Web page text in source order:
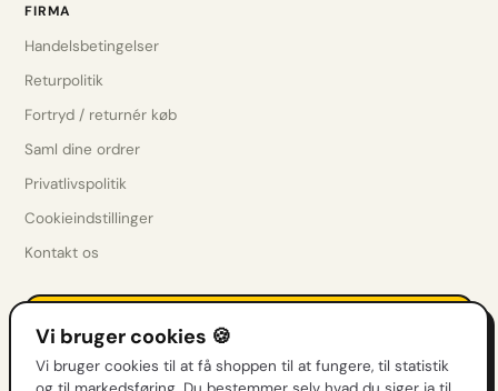
FIRMA
Handelsbetingelser
Returpolitik
Fortryd / returnér køb
Saml dine ordrer
Privatlivspolitik
Cookieindstillinger
Kontakt os
Få drops før alle andre
Nye sæt, restocks & tilbud direkte i indbakken.
Vi bruger cookies 🍪
Vi bruger cookies til at få shoppen til at fungere, til statistik